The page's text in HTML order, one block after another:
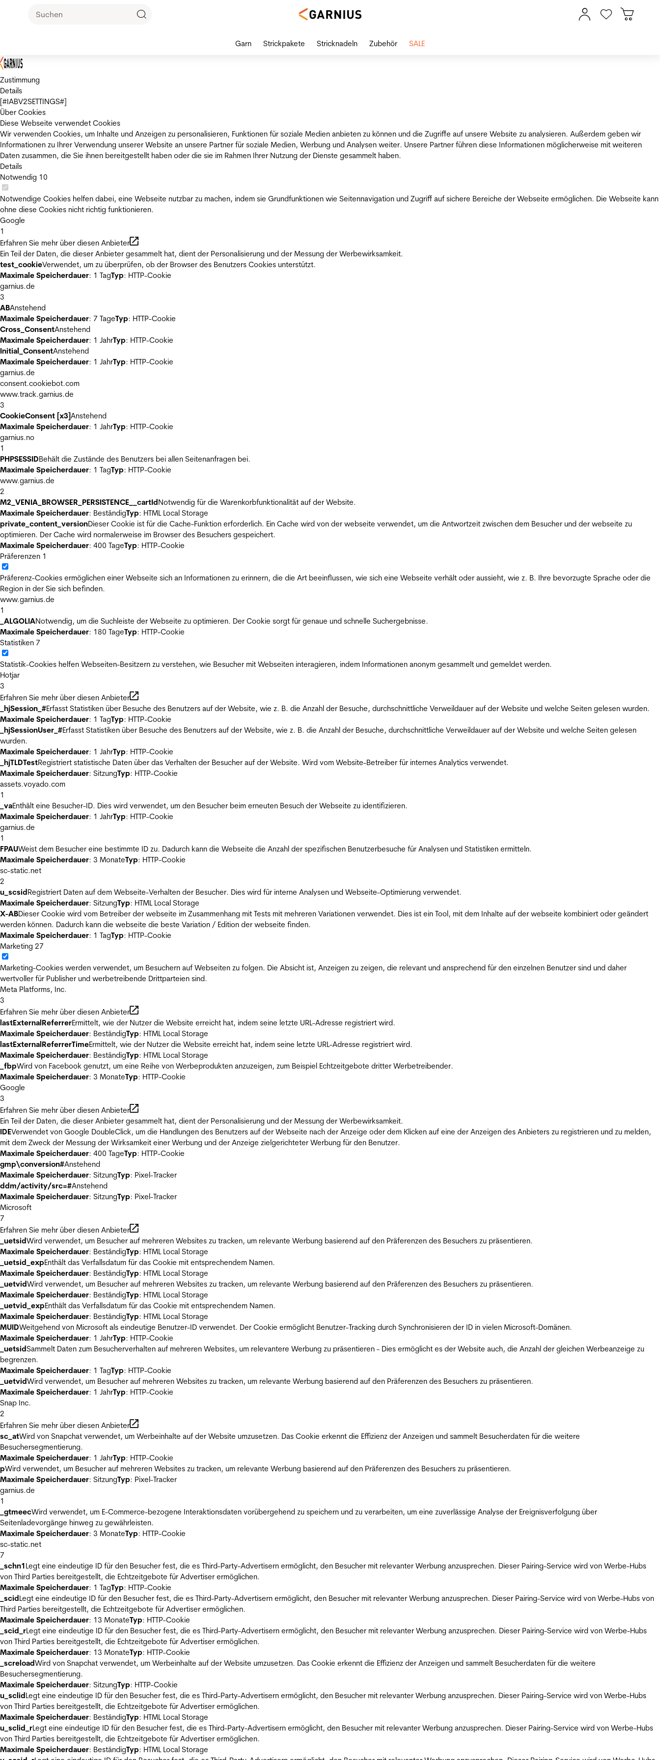
Zustimmung
Details
[#IABV2SETTINGS#]
Über Cookies
Diese Webseite verwendet Cookies
Wir verwenden Cookies, um Inhalte und Anzeigen zu personalisieren, Funktionen für soziale Medien anbieten zu können und die Zugriffe auf unsere Website zu analysieren. Außerdem geben wir
Informationen zu Ihrer Verwendung unserer Website an unsere Partner für soziale Medien, Werbung und Analysen weiter. Unsere Partner führen diese Informationen möglicherweise mit weiteren
Daten zusammen, die Sie ihnen bereitgestellt haben oder die sie im Rahmen Ihrer Nutzung der Dienste gesammelt haben.
Details
Notwendig 10
Notwendige Cookies helfen dabei, eine Webseite nutzbar zu machen, indem sie Grundfunktionen wie Seitennavigation und Zugriff auf sichere Bereiche der Webseite ermöglichen. Die Webseite kann
ohne diese Cookies nicht richtig funktionieren.
Google
1
Erfahren Sie mehr über diesen Anbieter
Ein Teil der Daten, die dieser Anbieter gesammelt hat, dient der Personalisierung und der Messung der Werbewirksamkeit.
test_cookieVerwendet, um zu überprüfen, ob der Browser des Benutzers Cookies unterstützt.
Maximale Speicherdauer: 1 TagTyp: HTTP-Cookie
garnius.de
3
ABAnstehend
Maximale Speicherdauer: 7 TageTyp: HTTP-Cookie
Cross_ConsentAnstehend
Maximale Speicherdauer: 1 JahrTyp: HTTP-Cookie
Initial_ConsentAnstehend
Maximale Speicherdauer: 1 JahrTyp: HTTP-Cookie
garnius.de
consent.cookiebot.com
www.track.garnius.de
3
CookieConsent [x3]Anstehend
Maximale Speicherdauer: 1 JahrTyp: HTTP-Cookie
garnius.no
1
PHPSESSIDBehält die Zustände des Benutzers bei allen Seitenanfragen bei.
Maximale Speicherdauer: 1 TagTyp: HTTP-Cookie
www.garnius.de
2
M2_VENIA_BROWSER_PERSISTENCE__cartIdNotwendig für die Warenkorbfunktionalität auf der Website.
Maximale Speicherdauer: BeständigTyp: HTML Local Storage
private_content_versionDieser Cookie ist für die Cache-Funktion erforderlich. Ein Cache wird von der webseite verwendet, um die Antwortzeit zwischen dem Besucher und der webseite zu
optimieren. Der Cache wird normalerweise im Browser des Besuchers gespeichert.
Maximale Speicherdauer: 400 TageTyp: HTTP-Cookie
Präferenzen 1
Präferenz-Cookies ermöglichen einer Webseite sich an Informationen zu erinnern, die die Art beeinflussen, wie sich eine Webseite verhält oder aussieht, wie z. B. Ihre bevorzugte Sprache oder die
Region in der Sie sich befinden.
www.garnius.de
1
_ALGOLIANotwendig, um die Suchleiste der Webseite zu optimieren. Der Cookie sorgt für genaue und schnelle Suchergebnisse.
Maximale Speicherdauer: 180 TageTyp: HTTP-Cookie
Statistiken 7
Statistik-Cookies helfen Webseiten-Besitzern zu verstehen, wie Besucher mit Webseiten interagieren, indem Informationen anonym gesammelt und gemeldet werden.
Hotjar
3
Erfahren Sie mehr über diesen Anbieter
_hjSession_#Erfasst Statistiken über Besuche des Benutzers auf der Website, wie z. B. die Anzahl der Besuche, durchschnittliche Verweildauer auf der Website und welche Seiten gelesen wurden.
Maximale Speicherdauer: 1 TagTyp: HTTP-Cookie
_hjSessionUser_#Erfasst Statistiken über Besuche des Benutzers auf der Website, wie z. B. die Anzahl der Besuche, durchschnittliche Verweildauer auf der Website und welche Seiten gelesen
wurden.
Maximale Speicherdauer: 1 JahrTyp: HTTP-Cookie
_hjTLDTestRegistriert statistische Daten über das Verhalten der Besucher auf der Website. Wird vom Website-Betreiber für internes Analytics verwendet.
Maximale Speicherdauer: SitzungTyp: HTTP-Cookie
assets.voyado.com
1
_vaEnthält eine Besucher-ID. Dies wird verwendet, um den Besucher beim erneuten Besuch der Webseite zu identifizieren.
Maximale Speicherdauer: 1 JahrTyp: HTTP-Cookie
garnius.de
1
FPAUWeist dem Besucher eine bestimmte ID zu. Dadurch kann die Webseite die Anzahl der spezifischen Benutzerbesuche für Analysen und Statistiken ermitteln.
Maximale Speicherdauer: 3 MonateTyp: HTTP-Cookie
sc-static.net
2
u_scsidRegistriert Daten auf dem Webseite-Verhalten der Besucher. Dies wird für interne Analysen und Webseite-Optimierung verwendet.
Maximale Speicherdauer: SitzungTyp: HTML Local Storage
X-ABDieser Cookie wird vom Betreiber der webseite im Zusammenhang mit Tests mit mehreren Variationen verwendet. Dies ist ein Tool, mit dem Inhalte auf der webseite kombiniert oder geändert
werden können. Dadurch kann die webseite die beste Variation / Edition der webseite finden.
Maximale Speicherdauer: 1 TagTyp: HTTP-Cookie
Marketing 27
Marketing-Cookies werden verwendet, um Besuchern auf Webseiten zu folgen. Die Absicht ist, Anzeigen zu zeigen, die relevant und ansprechend für den einzelnen Benutzer sind und daher
wertvoller für Publisher und werbetreibende Drittparteien sind.
Meta Platforms, Inc.
3
Erfahren Sie mehr über diesen Anbieter
lastExternalReferrerErmittelt, wie der Nutzer die Website erreicht hat, indem seine letzte URL-Adresse registriert wird.
Maximale Speicherdauer: BeständigTyp: HTML Local Storage
lastExternalReferrerTimeErmittelt, wie der Nutzer die Website erreicht hat, indem seine letzte URL-Adresse registriert wird.
Maximale Speicherdauer: BeständigTyp: HTML Local Storage
_fbpWird von Facebook genutzt, um eine Reihe von Werbeprodukten anzuzeigen, zum Beispiel Echtzeitgebote dritter Werbetreibender.
Maximale Speicherdauer: 3 MonateTyp: HTTP-Cookie
Google
3
Erfahren Sie mehr über diesen Anbieter
Ein Teil der Daten, die dieser Anbieter gesammelt hat, dient der Personalisierung und der Messung der Werbewirksamkeit.
IDEVerwendet von Google DoubleClick, um die Handlungen des Benutzers auf der Webseite nach der Anzeige oder dem Klicken auf eine der Anzeigen des Anbieters zu registrieren und zu melden,
mit dem Zweck der Messung der Wirksamkeit einer Werbung und der Anzeige zielgerichteter Werbung für den Benutzer.
Maximale Speicherdauer: 400 TageTyp: HTTP-Cookie
gmp\conversion#Anstehend
Maximale Speicherdauer: SitzungTyp: Pixel-Tracker
ddm/activity/src=#Anstehend
Maximale Speicherdauer: SitzungTyp: Pixel-Tracker
Microsoft
7
Erfahren Sie mehr über diesen Anbieter
_uetsidWird verwendet, um Besucher auf mehreren Websites zu tracken, um relevante Werbung basierend auf den Präferenzen des Besuchers zu präsentieren.
Maximale Speicherdauer: BeständigTyp: HTML Local Storage
_uetsid_expEnthält das Verfallsdatum für das Cookie mit entsprechendem Namen.
Maximale Speicherdauer: BeständigTyp: HTML Local Storage
_uetvidWird verwendet, um Besucher auf mehreren Websites zu tracken, um relevante Werbung basierend auf den Präferenzen des Besuchers zu präsentieren.
Maximale Speicherdauer: BeständigTyp: HTML Local Storage
_uetvid_expEnthält das Verfallsdatum für das Cookie mit entsprechendem Namen.
Maximale Speicherdauer: BeständigTyp: HTML Local Storage
MUIDWeitgehend von Microsoft als eindeutige Benutzer-ID verwendet. Der Cookie ermöglicht Benutzer-Tracking durch Synchronisieren der ID in vielen Microsoft-Domänen.
Maximale Speicherdauer: 1 JahrTyp: HTTP-Cookie
_uetsidSammelt Daten zum Besucherverhalten auf mehreren Websites, um relevantere Werbung zu präsentieren - Dies ermöglicht es der Website auch, die Anzahl der gleichen Werbeanzeige zu
begrenzen.
Maximale Speicherdauer: 1 TagTyp: HTTP-Cookie
_uetvidWird verwendet, um Besucher auf mehreren Websites zu tracken, um relevante Werbung basierend auf den Präferenzen des Besuchers zu präsentieren.
Maximale Speicherdauer: 1 JahrTyp: HTTP-Cookie
Snap Inc.
2
Erfahren Sie mehr über diesen Anbieter
sc_atWird von Snapchat verwendet, um Werbeinhalte auf der Website umzusetzen. Das Cookie erkennt die Effizienz der Anzeigen und sammelt Besucherdaten für die weitere
Besuchersegmentierung.
Maximale Speicherdauer: 1 JahrTyp: HTTP-Cookie
pWird verwendet, um Besucher auf mehreren Websites zu tracken, um relevante Werbung basierend auf den Präferenzen des Besuchers zu präsentieren.
Maximale Speicherdauer: SitzungTyp: Pixel-Tracker
garnius.de
1
_gtmeecWird verwendet, um E-Commerce-bezogene Interaktionsdaten vorübergehend zu speichern und zu verarbeiten, um eine zuverlässige Analyse der Ereignisverfolgung über
Seitenladevorgänge hinweg zu gewährleisten.
Maximale Speicherdauer: 3 MonateTyp: HTTP-Cookie
sc-static.net
7
_schn1Legt eine eindeutige ID für den Besucher fest, die es Third-Party-Advertisern ermöglicht, den Besucher mit relevanter Werbung anzusprechen. Dieser Pairing-Service wird von Werbe-Hubs
von Third Parties bereitgestellt, die Echtzeitgebote für Advertiser ermöglichen.
Maximale Speicherdauer: 1 TagTyp: HTTP-Cookie
_scidLegt eine eindeutige ID für den Besucher fest, die es Third-Party-Advertisern ermöglicht, den Besucher mit relevanter Werbung anzusprechen. Dieser Pairing-Service wird von Werbe-Hubs von
Third Parties bereitgestellt, die Echtzeitgebote für Advertiser ermöglichen.
Maximale Speicherdauer: 13 MonateTyp: HTTP-Cookie
_scid_rLegt eine eindeutige ID für den Besucher fest, die es Third-Party-Advertisern ermöglicht, den Besucher mit relevanter Werbung anzusprechen. Dieser Pairing-Service wird von Werbe-Hubs
von Third Parties bereitgestellt, die Echtzeitgebote für Advertiser ermöglichen.
Maximale Speicherdauer: 13 MonateTyp: HTTP-Cookie
_screloadWird von Snapchat verwendet, um Werbeinhalte auf der Website umzusetzen. Das Cookie erkennt die Effizienz der Anzeigen und sammelt Besucherdaten für die weitere
Besuchersegmentierung.
Maximale Speicherdauer: SitzungTyp: HTTP-Cookie
u_sclidLegt eine eindeutige ID für den Besucher fest, die es Third-Party-Advertisern ermöglicht, den Besucher mit relevanter Werbung anzusprechen. Dieser Pairing-Service wird von Werbe-Hubs
von Third Parties bereitgestellt, die Echtzeitgebote für Advertiser ermöglichen.
Maximale Speicherdauer: BeständigTyp: HTML Local Storage
u_sclid_rLegt eine eindeutige ID für den Besucher fest, die es Third-Party-Advertisern ermöglicht, den Besucher mit relevanter Werbung anzusprechen. Dieser Pairing-Service wird von Werbe-Hubs
von Third Parties bereitgestellt, die Echtzeitgebote für Advertiser ermöglichen.
Maximale Speicherdauer: BeständigTyp: HTML Local Storage
Garn Strickpakete Stricknadeln Zubehör SALE